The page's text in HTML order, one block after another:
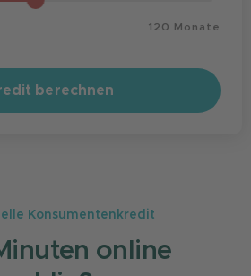
120 Monate
berechnen
Konsumentenkredit
online